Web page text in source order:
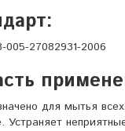
005-27082931-2006
для мытья
Устраняет